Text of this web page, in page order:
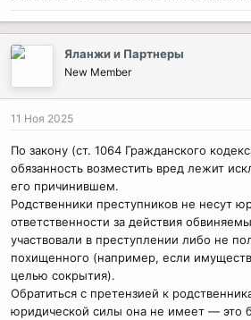
Яланжи и Партнеры
New Member
11 Ноя 2025
По закону (ст. 1064 Гражданского
обязанность возместить вред лежит
его причинившем.
Родственники преступников не несут
ответственности за действия
участвовали в преступлении либо не
похищенного (например, если
целью сокрытия).
Обратиться с претензией к
юридической силы она не имеет — это